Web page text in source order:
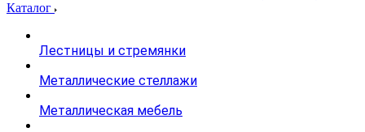
Каталог
Лестницы и стремянки
Металлические стеллажи
Металлическая мебель